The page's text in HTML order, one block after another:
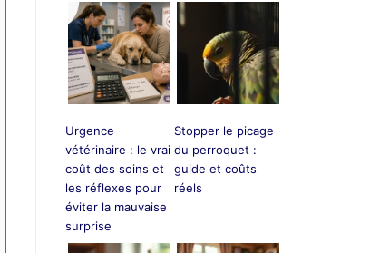
Urgence
vétérinaire : le vrai
coût des soins et
les réflexes pour
éviter la mauvaise
surprise
Stopper le picage
du perroquet :
guide et coûts
réels